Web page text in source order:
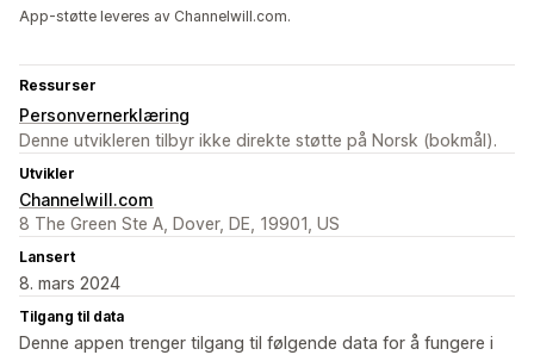
App-støtte leveres av Channelwill.com.
Ressurser
Personvernerklæring
Denne utvikleren tilbyr ikke direkte støtte på Norsk (bokmål).
Utvikler
Channelwill.com
8 The Green Ste A, Dover, DE, 19901, US
Lansert
8. mars 2024
Tilgang til data
Denne appen trenger tilgang til følgende data for å fungere i